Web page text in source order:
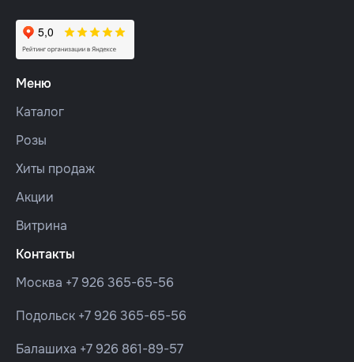
Меню
Каталог
Розы
Хиты продаж
Акции
Витрина
Контакты
Москва +7 926 365-65-56
Подольск +7 926 365-65-56
Балашиха +7 926 861-89-57